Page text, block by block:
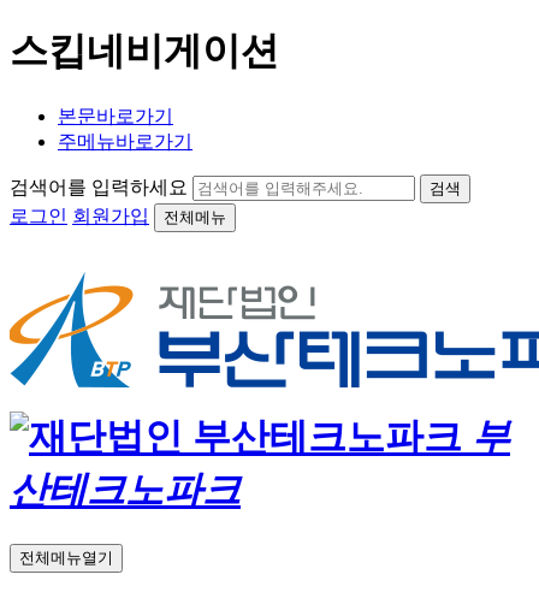
스킵네비게이션
본문바로가기
주메뉴바로가기
검색어를 입력하세요 검색
로그인 회원가입 전체메뉴
부
산테크노파크
전체메뉴열기